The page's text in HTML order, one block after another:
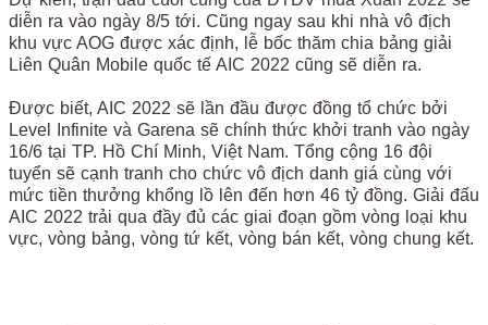
diễn ra vào ngày 8/5 tới. Cũng ngay sau khi nhà vô địch
khu vực AOG được xác định, lễ bốc thăm chia bảng giải
Liên Quân Mobile quốc tế AIC 2022 cũng sẽ diễn ra.
Được biết, AIC 2022 sẽ lần đầu được đồng tổ chức bởi
Level Infinite và Garena sẽ chính thức khởi tranh vào ngày
16/6 tại TP. Hồ Chí Minh, Việt Nam. Tổng cộng 16 đội
tuyển sẽ cạnh tranh cho chức vô địch danh giá cùng với
mức tiền thưởng khổng lồ lên đến hơn 46 tỷ đồng. Giải đấu
AIC 2022 trải qua đầy đủ các giai đoạn gồm vòng loại khu
vực, vòng bảng, vòng tứ kết, vòng bán kết, vòng chung kết.